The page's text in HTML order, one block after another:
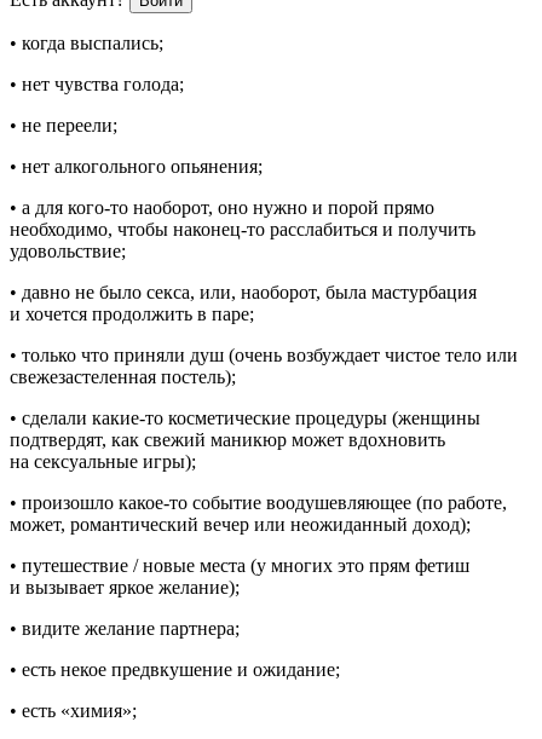
• когда выспались;
• нет чувства голода;
• не переели;
• нет алкогольного опьянения;
• а для кого-то наоборот, оно нужно и порой прямо
необходимо, чтобы наконец-то расслабиться и получить
удовольствие;
• давно не было секса, или, наоборот, была мастурбация
и хочется продолжить в паре;
• только что приняли душ (очень возбуждает чистое тело или
свежезастеленная постель);
• сделали какие-то косметические процедуры (женщины
подтвердят, как свежий маникюр может вдохновить
на сексуальные игры);
• произошло какое-то событие воодушевляющее (по работе,
может, романтический вечер или неожиданный доход);
• путешествие / новые места (у многих это прям фетиш
и вызывает яркое желание);
• видите желание партнера;
• есть некое предвкушение и ожидание;
• есть «химия»;